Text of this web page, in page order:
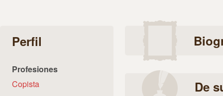
Perfil
Profesiones
Copista
De